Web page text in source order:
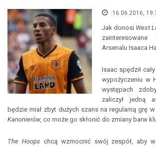
16.06.2016,
Jak donosi West
Arsenalu Isaaca
Isaac spędził
wypożyczeniu w
występach
zaliczył jedną
będzie miał zbyt dużych szans na regularną grę
Kanonierów, co może go skłonić do zmiany barw
The Hoops chcą wzmocnić swój zespół, aby